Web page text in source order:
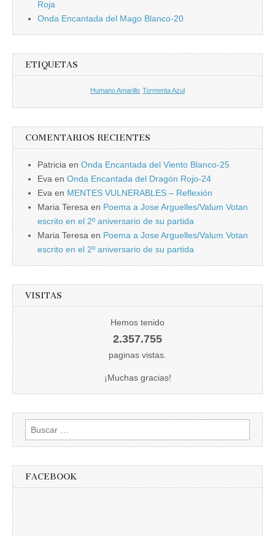
Roja
Onda Encantada del Mago Blanco-20
ETIQUETAS
Humano Amarillo Tormenta Azul
COMENTARIOS RECIENTES
Patricia en Onda Encantada del Viento Blanco-25
Eva en Onda Encantada del Dragón Rojo-24
Eva en MENTES VULNERABLES – Reflexión
Maria Teresa en Poema a Jose Arguelles/Valum Votan
escrito en el 2º aniversario de su partida
Maria Teresa en Poema a Jose Arguelles/Valum Votan
escrito en el 2º aniversario de su partida
VISITAS
Hemos tenido
2.357.755
paginas vistas.
¡Muchas gracias!
Buscar:
FACEBOOK